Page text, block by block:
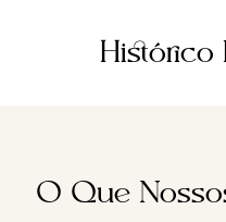
Histórico
O Que